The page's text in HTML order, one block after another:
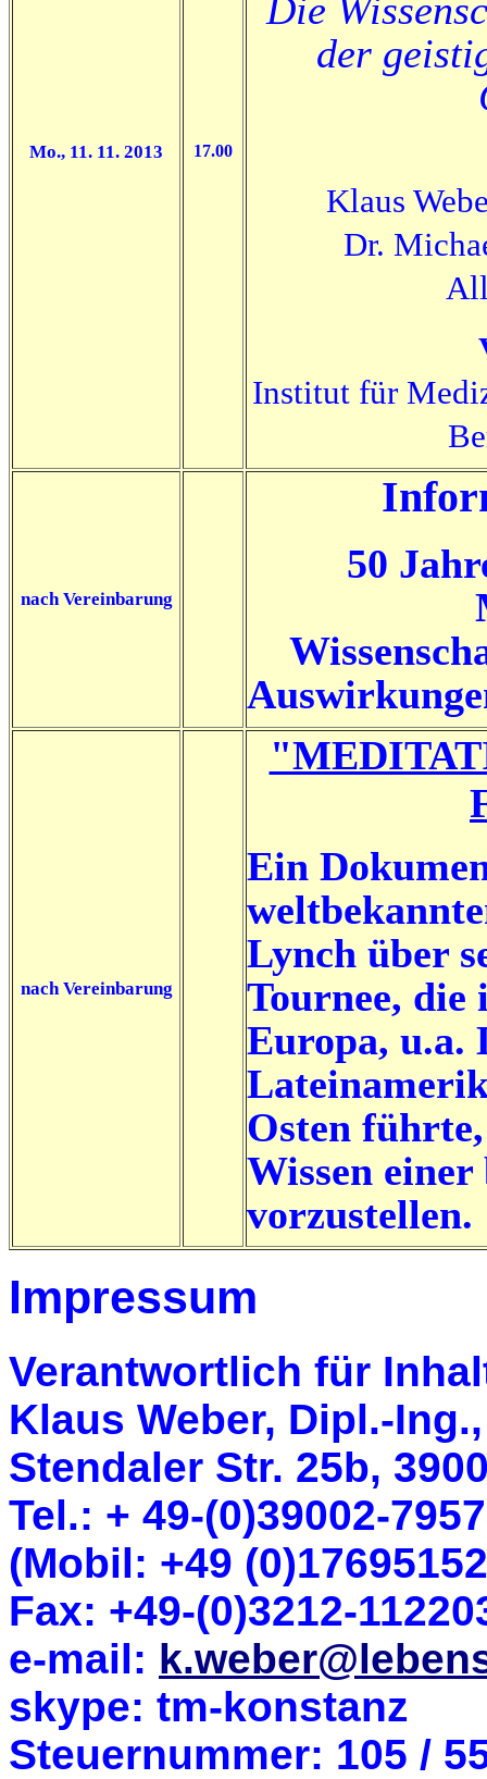
Mo., 11. 11. 2013 17.00
Die
der
Klaus
Dr.
Institut für
nach Vereinbarung
50
nach Vereinbarung
Ein
Lynch über
Tournee, die
Europa, u.a.
Osten
Wissen
vorzustellen.
Impressum
Verantwortlich für
Klaus Weber, Dipl.-Ing.,
Stendaler Str. 25b,
Tel.: + 49-(0)39002-
(Mobil: +49
Fax: +49-(0)3212-
e-mail:
skype: tm-konstanz
Steuernummer: 105 /